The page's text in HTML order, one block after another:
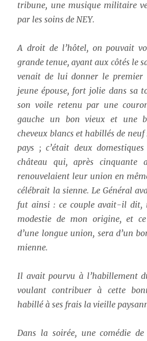
tribune, une musique militaire
par les soins de NEY.
A droit de l’hôtel, on pouvait
grande tenue, ayant aux côtés le
venait de lui donner le premier
jeune épouse, fort jolie dans sa
son voile retenu par une
gauche un bon vieux et une
cheveux blancs et habillés de
pays ; c’était deux
château qui, après cinquante
renouvelaient leur union en
célébrait la sienne. Le Général
fut ainsi : ce couple avait-il dit,
modestie de mon origine, et
d’une longue union, sera d’un
mienne.
Il avait pourvu à l’habillement
voulant contribuer à cette
habillé à ses frais la vieille
Dans la soirée, une comédie